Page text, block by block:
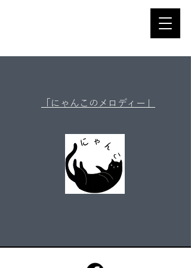
​「にゃんこのメロディー」